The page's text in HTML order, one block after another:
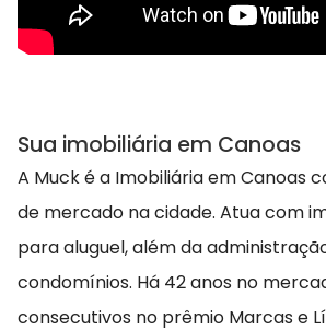
Sua imobiliária em Canoas
A Muck é a Imobiliária em Canoas
de mercado na cidade. Atua com
para aluguel, além da
condomínios. Há 42 anos no
consecutivos no prêmio Marcas e